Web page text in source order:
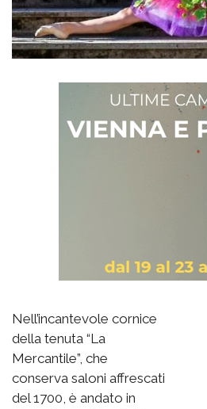
Nell’incantevole cornice
della tenuta “La
Mercantile”, che
conserva saloni affrescati
del 1700, è andato in